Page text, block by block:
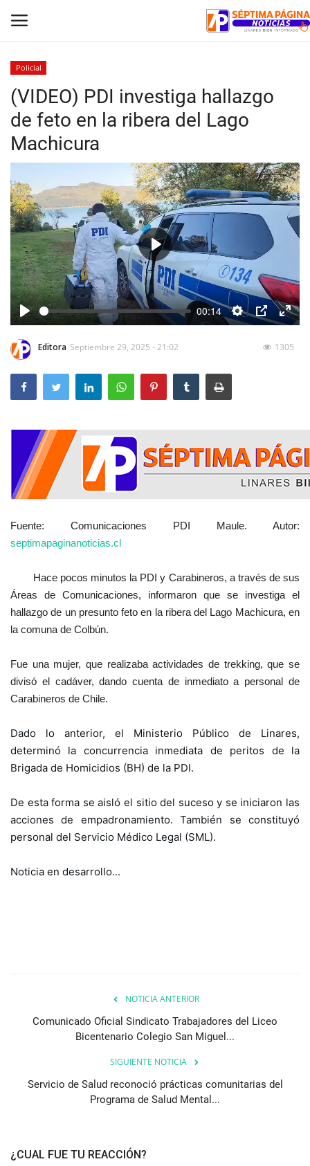
Inicio
Crónica
Policial
Tribunales
Deporte
Política
Espectáculos
Policial
(VIDEO) PDI investiga hallazgo
de feto en la ribera del Lago
Machicura
Play
00:14
Settings
PIP
Enter
Play
Editora Septiembre 29, 2025 - 21:02 1305
Fuente: Comunicaciones PDI Maule. Autor:
septimapaginanoticias.cl
Hace pocos minutos la PDI y Carabineros, a través de sus
Áreas de Comunicaciones, informaron que se investiga el
hallazgo de un presunto feto en la ribera del Lago Machicura, en
la comuna de Colbún.
Fue una mujer, que realizaba actividades de trekking, que se
divisó el cadáver, dando cuenta de inmediato a personal de
Carabineros de Chile.
Dado lo anterior, el Ministerio Público de Linares,
determinó la concurrencia inmediata de peritos de la
Brigada de Homicidios (BH) de la PDI.
De esta forma se aisló el sitio del suceso y se iniciaron las
acciones de empadronamiento. También se constituyó
personal del Servicio Médico Legal (SML).
Noticia en desarrollo...
NOTICIA ANTERIOR
Comunicado Oficial Sindicato Trabajadores del Liceo
Bicentenario Colegio San Miguel...
SIGUIENTE NOTICIA
Servicio de Salud reconoció prácticas comunitarias del
Programa de Salud Mental...
¿CUAL FUE TU REACCIÓN?